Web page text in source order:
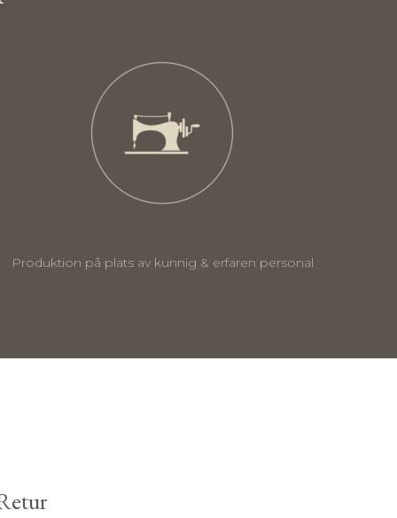
Produktion på plats av kunnig & erfaren personal